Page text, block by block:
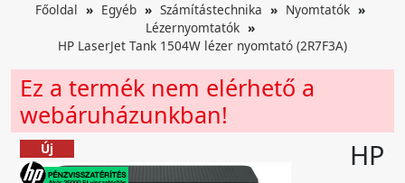
Főoldal Egyéb Számítástechnika
Nyomtatók
Lézernyomtatók
HP LaserJet Tank 1504W lézer nyomtató (2R7F3A)
Ez a termék nem elérhető a
webáruházunkban!
Új HP